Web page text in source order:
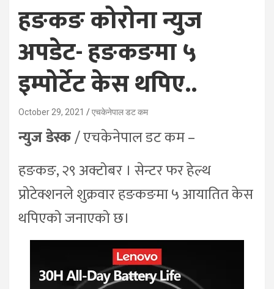
हङकङ कोरोना न्युज
अपडेट- हङकङमा ५
इम्पोर्टेट केस थपिए..
October 29, 2021 एचकेनेपाल डट कम
न्युज डेस्क/ एचकेनेपाल डट कम –
हङकङ, २९ अक्टोबर । सेन्टर फर हेल्थ
प्रोटेक्शनले शुक्रवार हङकङमा ५ आयातित केस
थपिएको जनाएको छ।